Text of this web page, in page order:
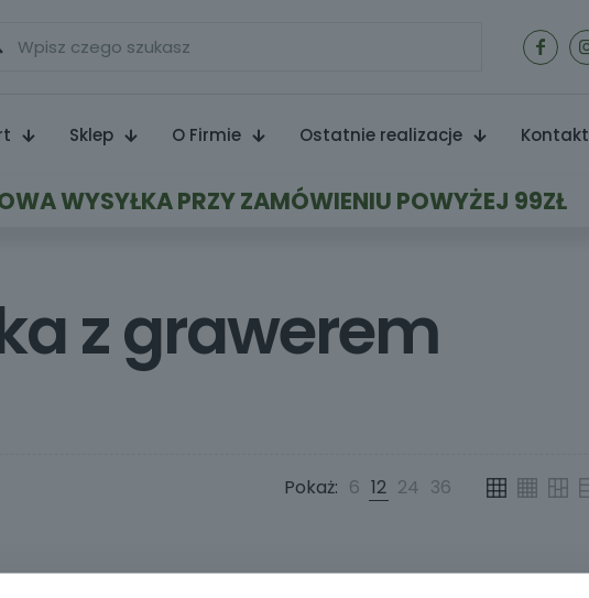
Sklep O Firmie Ostatnie realizacje Kontakt
WYSYŁKA PRZY ZAMÓWIENIU POWYŻEJ 99ZŁ
z grawerem
Pokaż: 6 12 24 36